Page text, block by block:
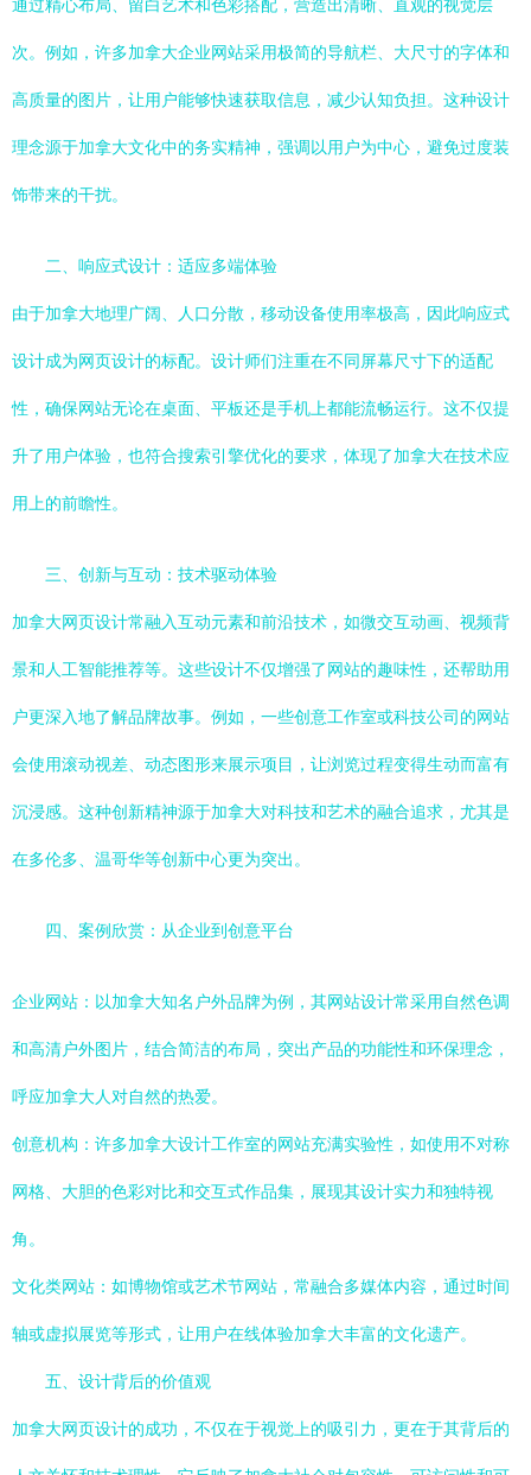
通过精心布局、留白艺术和色彩搭配，营造出清晰、直观的视觉层
次。例如，许多加拿大企业网站采用极简的导航栏、大尺寸的字体和
高质量的图片，让用户能够快速获取信息，减少认知负担。这种设计
理念源于加拿大文化中的务实精神，强调以用户为中心，避免过度装
饰带来的干扰。
二、响应式设计：适应多端体验
由于加拿大地理广阔、人口分散，移动设备使用率极高，因此响应式
设计成为网页设计的标配。设计师们注重在不同屏幕尺寸下的适配
性，确保网站无论在桌面、平板还是手机上都能流畅运行。这不仅提
升了用户体验，也符合搜索引擎优化的要求，体现了加拿大在技术应
用上的前瞻性。
三、创新与互动：技术驱动体验
加拿大网页设计常融入互动元素和前沿技术，如微交互动画、视频背
景和人工智能推荐等。这些设计不仅增强了网站的趣味性，还帮助用
户更深入地了解品牌故事。例如，一些创意工作室或科技公司的网站
会使用滚动视差、动态图形来展示项目，让浏览过程变得生动而富有
沉浸感。这种创新精神源于加拿大对科技和艺术的融合追求，尤其是
在多伦多、温哥华等创新中心更为突出。
四、案例欣赏：从企业到创意平台
企业网站：以加拿大知名户外品牌为例，其网站设计常采用自然色调
和高清户外图片，结合简洁的布局，突出产品的功能性和环保理念，
呼应加拿大人对自然的热爱。
创意机构：许多加拿大设计工作室的网站充满实验性，如使用不对称
网格、大胆的色彩对比和交互式作品集，展现其设计实力和独特视
角。
文化类网站：如博物馆或艺术节网站，常融合多媒体内容，通过时间
轴或虚拟展览等形式，让用户在线体验加拿大丰富的文化遗产。
五、设计背后的价值观
加拿大网页设计的成功，不仅在于视觉上的吸引力，更在于其背后的